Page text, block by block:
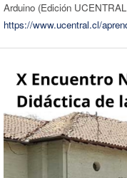
Arduino (Edición
https://www.ucentral.cl/